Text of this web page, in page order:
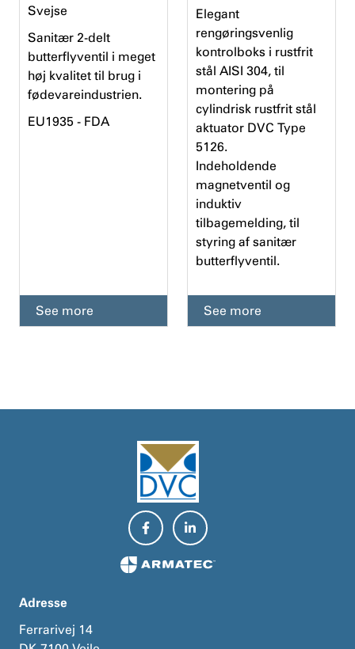
Svejse
Sanitær 2-delt
butterflyventil i meget
høj kvalitet til brug i
fødevareindustrien.
EU1935 - FDA
See more
Elegant
rengøringsvenlig
kontrolboks i rustfrit
stål AISI 304, til
montering på
cylindrisk rustfrit stål
aktuator DVC Type
5126.
Indeholdende
magnetventil og
induktiv
tilbagemelding, til
styring af sanitær
butterflyventil.
See more
Adresse
Ferrarivej 14